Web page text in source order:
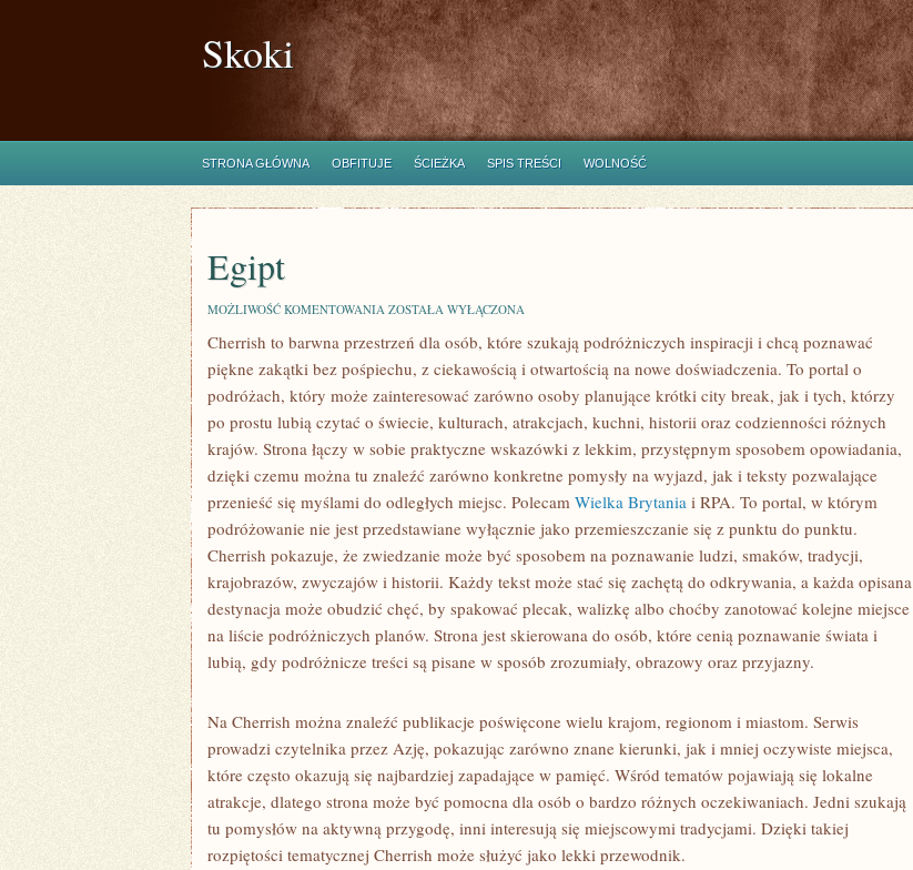
Skoki
STRONA GŁÓWNA OBFITUJE ŚCIEŻKA SPIS TREŚCI WOLNOŚĆ
Egipt
MOŻLIWOŚĆ KOMENTOWANIA EGIPT
ZOSTAŁA WYŁĄCZONA
Cherrish to barwna przestrzeń dla osób, które szukają podróżniczych inspiracji i chcą poznawać
piękne zakątki bez pośpiechu, z ciekawością i otwartością na nowe doświadczenia. To portal o
podróżach, który może zainteresować zarówno osoby planujące krótki city break, jak i tych, którzy
po prostu lubią czytać o świecie, kulturach, atrakcjach, kuchni, historii oraz codzienności różnych
krajów. Strona łączy w sobie praktyczne wskazówki z lekkim, przystępnym sposobem opowiadania,
dzięki czemu można tu znaleźć zarówno konkretne pomysły na wyjazd, jak i teksty pozwalające
przenieść się myślami do odległych miejsc. Polecam Wielka Brytania i RPA. To portal, w którym
podróżowanie nie jest przedstawiane wyłącznie jako przemieszczanie się z punktu do punktu.
Cherrish pokazuje, że zwiedzanie może być sposobem na poznawanie ludzi, smaków, tradycji,
krajobrazów, zwyczajów i historii. Każdy tekst może stać się zachętą do odkrywania, a każda opisana
destynacja może obudzić chęć, by spakować plecak, walizkę albo choćby zanotować kolejne miejsce
na liście podróżniczych planów. Strona jest skierowana do osób, które cenią poznawanie świata i
lubią, gdy podróżnicze treści są pisane w sposób zrozumiały, obrazowy oraz przyjazny.
Na Cherrish można znaleźć publikacje poświęcone wielu krajom, regionom i miastom. Serwis
prowadzi czytelnika przez Azję, pokazując zarówno znane kierunki, jak i mniej oczywiste miejsca,
które często okazują się najbardziej zapadające w pamięć. Wśród tematów pojawiają się lokalne
atrakcje, dlatego strona może być pomocna dla osób o bardzo różnych oczekiwaniach. Jedni szukają
tu pomysłów na aktywną przygodę, inni interesują się miejscowymi tradycjami. Dzięki takiej
rozpiętości tematycznej Cherrish może służyć jako lekki przewodnik.